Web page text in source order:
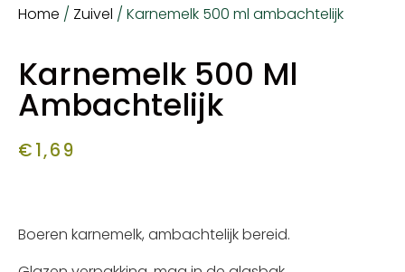
Home / Zuivel / Karnemelk 500 ml ambachtelijk
Karnemelk 500 Ml
Ambachtelijk
€1,69
Boeren karnemelk, ambachtelijk bereid.